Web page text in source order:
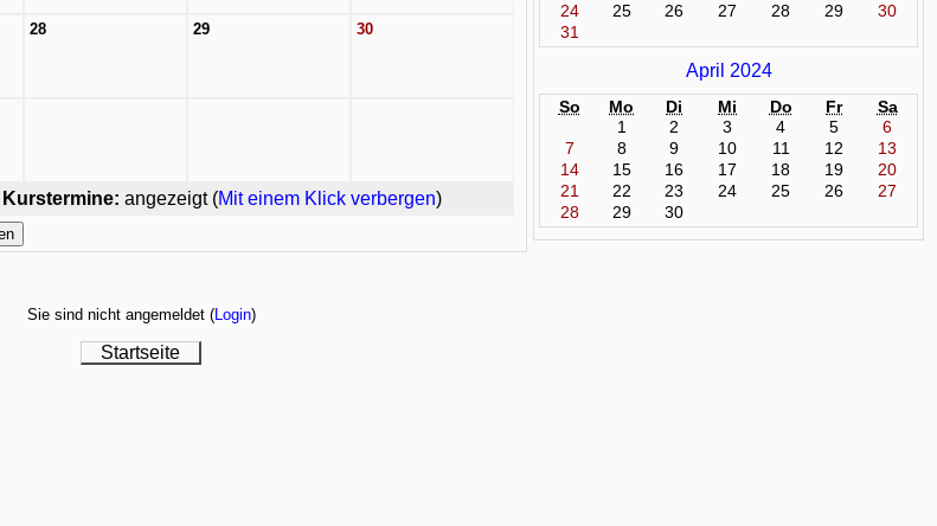
28 29 30
Kurstermine: angezeigt (Mit einem Klick verbergen)
24
25 26 27 28 29
30
31
April 2024
So Mo Di Mi Do Fr
Sa
1
2 3 4 5
6
7
8 9 10 11 12
13
14
15 16 17 18 19
20
21
22 23 24 25 26
27
28
29 30
Sie sind nicht angemeldet (Login)
Startseite